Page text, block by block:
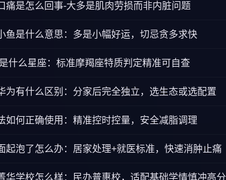
痛是怎么回事-大多是肌肉劳损而非内脏问题
鱼是什么意思：多是小幅好运，切忌贪多求快
什么星座：标准摩羯座特质判定精准可自查
为有什么区别：分家后完全独立，选生态或选配置
如何正确使用：精准控时控量，安全减脂调理
起泡了怎么办：居家处理+就医标准，快速消肿止痛
华学校怎么样：民办普惠校，适配基础学情慎冲高分